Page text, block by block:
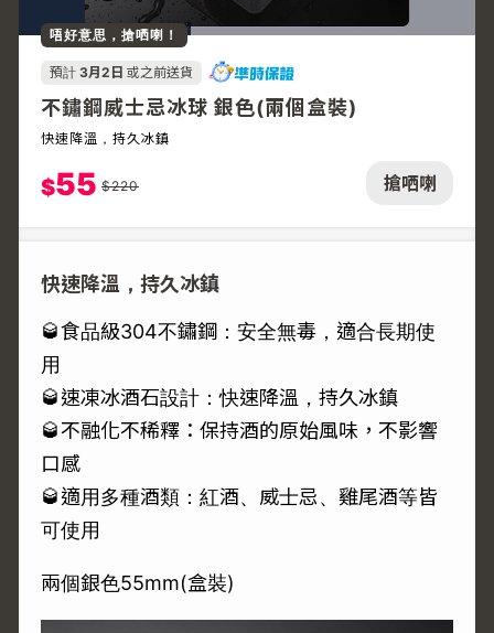
搶哂喇
唔好意思，搶哂喇！
預計 3月2日 或之前送貨
不鏽鋼威士忌冰球 銀色(兩個盒裝)
快速降溫，持久冰鎮
$55 $220
快速降溫，持久冰鎮
🥃食品級304不鏽鋼：安全無毒，適合長期使
用
🥃速凍冰酒石設計：快速降溫，持久冰鎮
🥃不融化不稀釋：保持酒的原始風味，不影響
口感
🥃適用多種酒類：紅酒、威士忌、雞尾酒等皆
可使用
兩個銀色55mm(盒裝)